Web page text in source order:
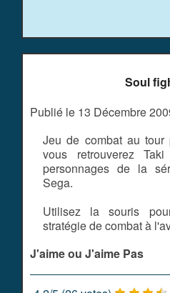
Soul
Publié le 13 Décembre
Jeu de combat au
vous retrouverez
personnages de la
Sega.
Utilisez la souris
stratégie de combat à
J'aime ou J'aime Pas